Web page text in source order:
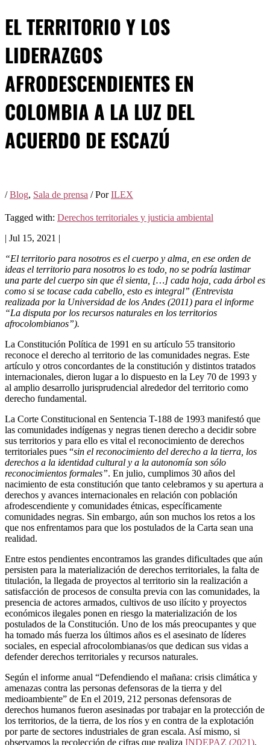
EL TERRITORIO Y LOS
LIDERAZGOS
AFRODESCENDIENTES EN
COLOMBIA A LA LUZ DEL
ACUERDO DE ESCAZÚ
/Blog, Sala de prensa / PorILEX
Tagged with: Derechos territoriales y justicia ambiental
| Jul 15, 2021 |
“El territorio para nosotros es el cuerpo y alma, en ese orden de
ideas el territorio para nosotros lo es todo, no se podría lastimar
una parte del cuerpo sin que él sienta, […] cada hoja, cada árbol es
como si se tocase cada cabello, esto es integral” (Entrevista
realizada por la Universidad de los Andes (2011) para el informe
“La disputa por los recursos naturales en los territorios
afrocolombianos”).
La Constitución Política de 1991 en su artículo 55 transitorio
reconoce el derecho al territorio de las comunidades negras. Este
artículo y otros concordantes de la constitución y distintos tratados
internacionales, dieron lugar a lo dispuesto en la Ley 70 de 1993 y
al amplio desarrollo jurisprudencial alrededor del territorio como
derecho fundamental.
La Corte Constitucional en Sentencia T-188 de 1993 manifestó que
las comunidades indígenas y negras tienen derecho a decidir sobre
sus territorios y para ello es vital el reconocimiento de derechos
territoriales pues “sin el reconocimiento del derecho a la tierra, los
derechos a la identidad cultural y a la autonomía son sólo
reconocimientos formales”. En julio, cumplimos 30 años del
nacimiento de esta constitución que tanto celebramos y su apertura a
derechos y avances internacionales en relación con población
afrodescendiente y comunidades étnicas, específicamente
comunidades negras. Sin embargo, aún son muchos los retos a los
que nos enfrentamos para que los postulados de la Carta sean una
realidad.
Entre estos pendientes encontramos las grandes dificultades que aún
persisten para la materialización de derechos territoriales, la falta de
titulación, la llegada de proyectos al territorio sin la realización a
satisfacción de procesos de consulta previa con las comunidades, la
presencia de actores armados, cultivos de uso ilícito y proyectos
económicos ilegales ponen en riesgo la materialización de los
postulados de la Constitución. Uno de los más preocupantes y que
ha tomado más fuerza los últimos años es el asesinato de líderes
sociales, en especial afrocolombianas/os que dedican sus vidas a
defender derechos territoriales y recursos naturales.
Según el informe anual “Defendiendo el mañana: crisis climática y
amenazas contra las personas defensoras de la tierra y del
medioambiente” de En el 2019, 212 personas defensoras de
derechos humanos fueron asesinadas por trabajar en la protección de
los territorios, de la tierra, de los ríos y en contra de la explotación
por parte de sectores industriales de gran escala. Así mismo, si
observamos la recolección de cifras que realiza INDEPAZ (2021),